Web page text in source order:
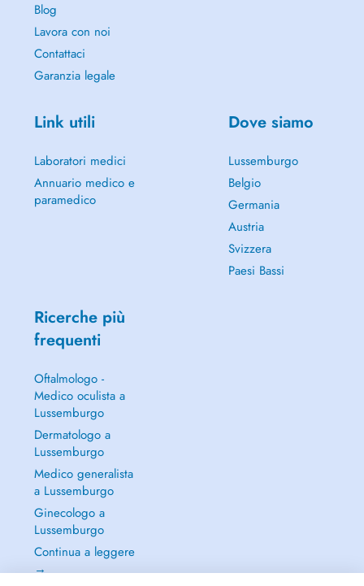
Blog
Lavora con noi
Contattaci
Garanzia legale
Link utili
Laboratori medici
Annuario medico e
paramedico
Dove siamo
Lussemburgo
Belgio
Germania
Austria
Svizzera
Paesi Bassi
Ricerche più
frequenti
Oftalmologo -
Medico oculista a
Lussemburgo
Dermatologo a
Lussemburgo
Medico generalista
a Lussemburgo
Ginecologo a
Lussemburgo
Continua a leggere
→